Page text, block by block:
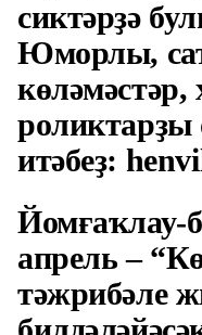
сиктәрҙә
Юморлы,
роликтарҙы
итәбеҙ:
Йомғаҡлау-
апрель –
тәжрибәле